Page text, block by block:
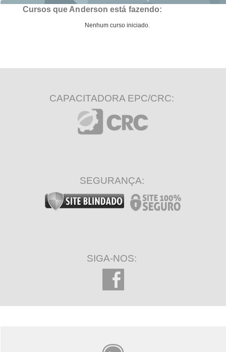
Cursos que Anderson está fazendo:
Nenhum curso iniciado.
CAPACITADORA EPC/CRC:
SEGURANÇA:
SIGA-NOS: